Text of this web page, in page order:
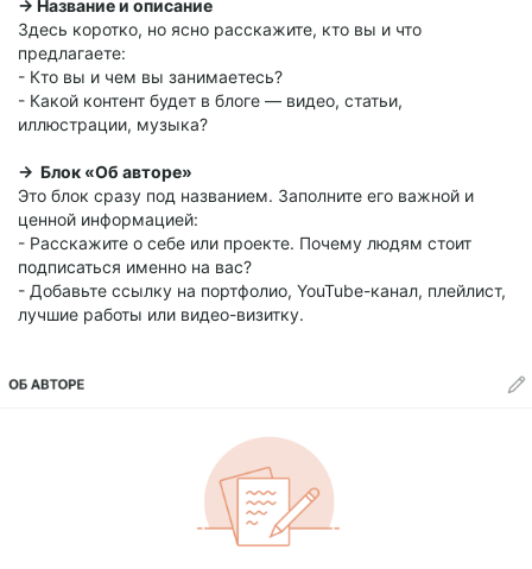
→ Название и описание
Здесь коротко, но ясно расскажите, кто вы и что
предлагаете:
- Кто вы и чем вы занимаетесь?
- Какой контент будет в блоге — видео, статьи,
иллюстрации, музыка?
→ Блок «Об авторе»
Это блок сразу под названием. Заполните его важной и
ценной информацией:
- Расскажите о себе или проекте. Почему людям стоит
подписаться именно на вас?
- Добавьте ссылку на портфолио, YouTube-канал, плейлист,
лучшие работы или видео-визитку.